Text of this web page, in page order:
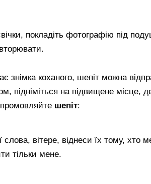
покладіть фотографію під
знімка коханого, шепіт можна
підніміться на підвищене місце,
промовляйте шепіт:
слова, вітере, віднеси їх тому,
тільки мене.